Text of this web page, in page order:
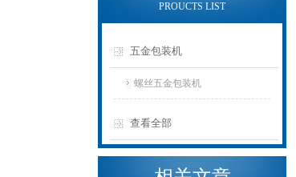
PROUCTS LIST
五金包装机
螺丝五金包装机
查看全部